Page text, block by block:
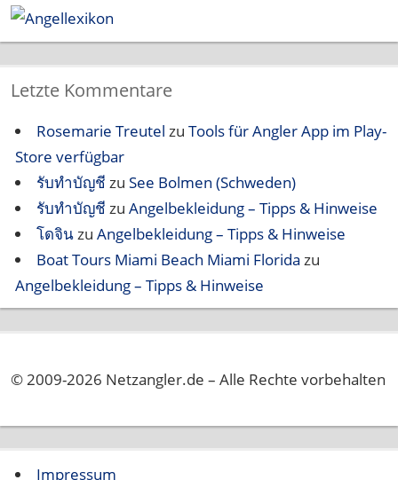
Letzte Kommentare
Rosemarie Treutel zu Tools für Angler App im Play-
Store verfügbar
รับทำบัญชี zu See Bolmen (Schweden)
รับทำบัญชี zu Angelbekleidung – Tipps & Hinweise
โดจินzu Angelbekleidung – Tipps & Hinweise
Boat Tours Miami Beach Miami Florida zu
Angelbekleidung – Tipps & Hinweise
© 2009-2026 Netzangler.de – Alle Rechte vorbehalten
Impressum